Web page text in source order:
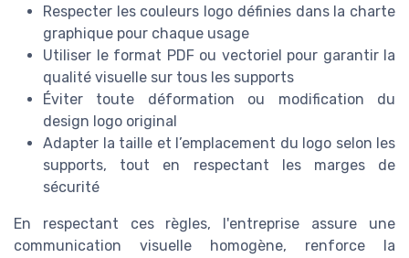
Respecter les couleurs logo définies dans la charte
graphique pour chaque usage
Utiliser le format PDF ou vectoriel pour garantir la
qualité visuelle sur tous les supports
Éviter toute déformation ou modification du
design logo original
Adapter la taille et l’emplacement du logo selon les
supports, tout en respectant les marges de
sécurité
En respectant ces règles, l'entreprise assure une
communication visuelle homogène, renforce la